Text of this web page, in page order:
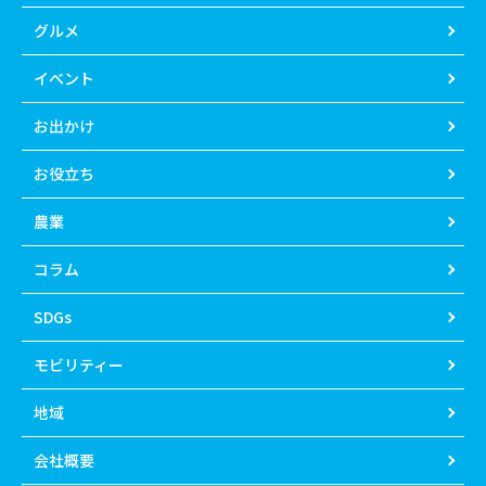
グルメ
イベント
お出かけ
お役立ち
農業
コラム
SDGs
モビリティー
地域
会社概要